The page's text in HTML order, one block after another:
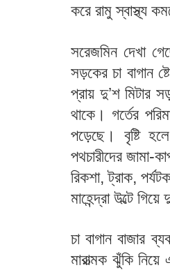
করে রামু স্বাস্থ্য
সরেজমিন দেখা
সড়কের চা বাগান
প্রায় দু’শ মিটার
থাকে। গর্তের
পড়েছে। বৃষ্টি
পথচারীদের জামা-
রিকশা, ট্রাক,
মাহেন্দ্রা উল্টে
চা বাগান বাজার
মারাত্মক ঝুঁকি